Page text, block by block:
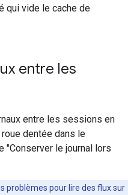
qui vide le cache de
entre les
entre les sessions en
dentée dans le
"Conserver le journal lors
problèmes pour lire des flux sur